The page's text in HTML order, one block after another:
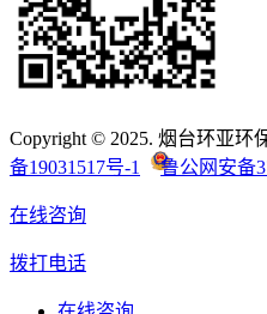
Copyright © 2025. 烟台环亚环
备19031517号-1
鲁公网安备
在线咨询
拨打电话